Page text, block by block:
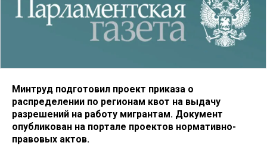
Минтруд подготовил проект приказа о
распределении по регионам квот на выдачу
разрешений на работу мигрантам. Документ
опубликован на портале проектов нормативно-
правовых актов.